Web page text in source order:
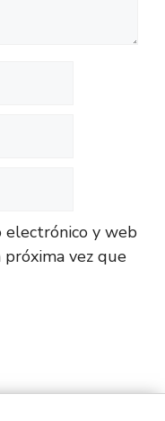
electrónico y web
vez que